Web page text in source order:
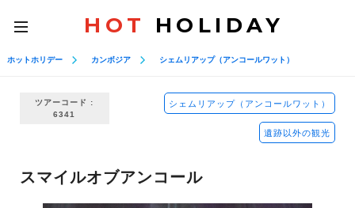
toggle
navigation
HOT HOLIDAY
ホットホリデー カンボジア シェムリアップ（アンコールワット）
ツアーコード :
6341
シェムリアップ（アンコールワット）
遺跡以外の観光
スマイルオブアンコール